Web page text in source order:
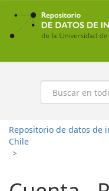
Ir
contenido
principal
Buscar
Repositorio de datos de
Chile
>